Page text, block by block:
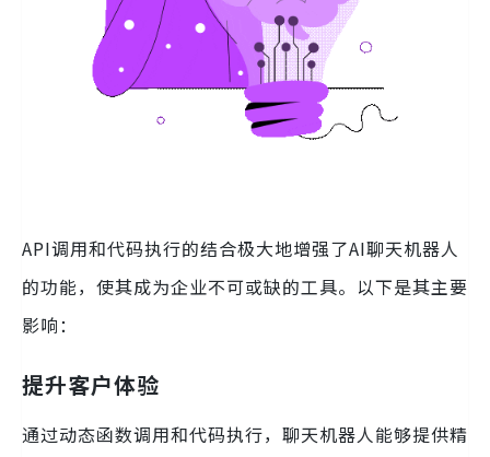
API调用和代码执行的结合极大地增强了AI聊天机器人
的功能，使其成为企业不可或缺的工具。以下是其主要
影响：
提升客户体验
通过动态函数调用和代码执行，聊天机器人能够提供精